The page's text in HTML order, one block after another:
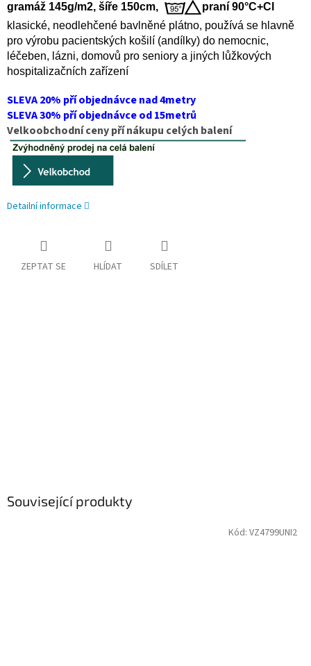
gramáž 145g/m2, šíře 150cm,
praní 90°C+Cl
klasické, neodlehčené bavlněné plátno, používá se hlavně
pro výrobu pacientských košilí (andílky) do nemocnic,
léčeben, lázni, domovů pro seniory a jiných lůžkových
hospitalizačních zařízení
SLEVA 20% pří objednávce nad 4metry
SLEVA 30% pří objednávce od 15metrů
Velkoobchodní ceny pří nákupu celých balení
Detailní informace
ZEPTAT SE HLÍDAT SDÍLET
Související produkty
Kód: VZ4799UNI2